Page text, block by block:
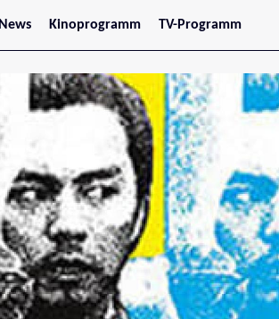
News Kinoprogramm
Jetzt im Kino
Wien
Niederösterreich
Oberösterreich
Kärnten
Salzburg
Tirol
Vorarlberg
TV-Programm